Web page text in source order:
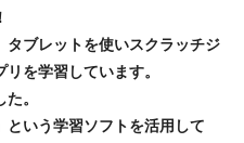
タブレットを使いスクラッチジ
を学習しています。
。
という学習ソフトを活用して